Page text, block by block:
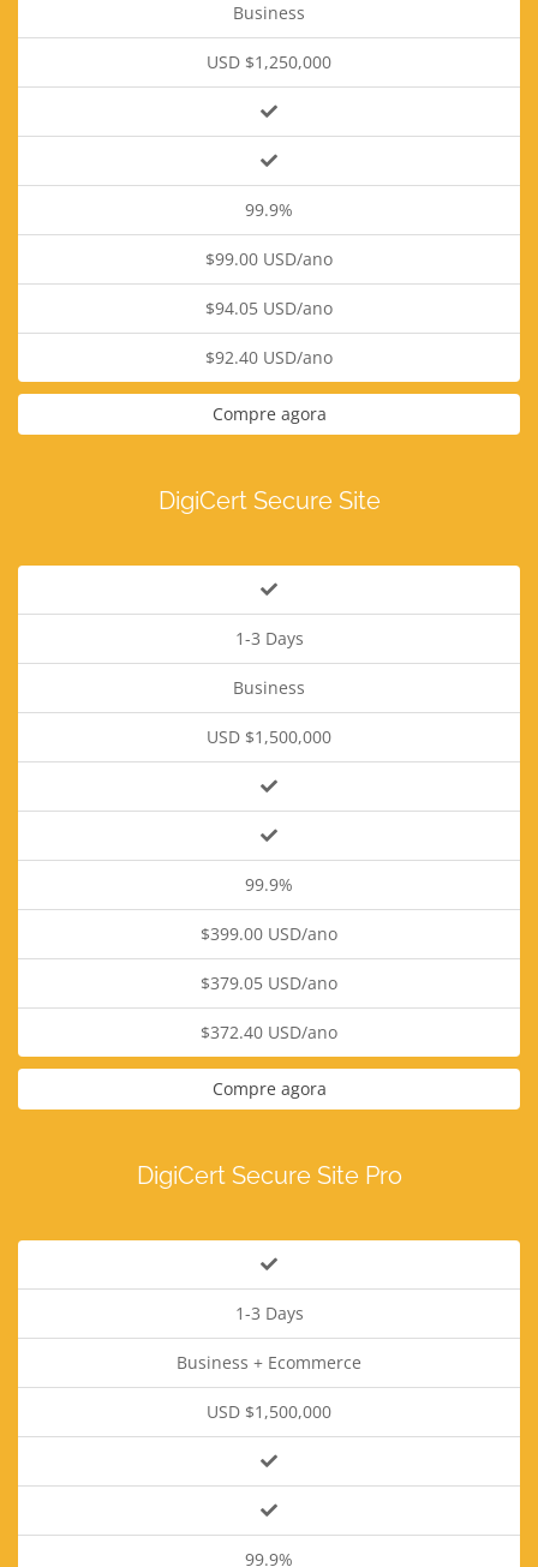
Business
USD $1,250,000
99.9%
$99.00 USD/ano
$94.05 USD/ano
$92.40 USD/ano
Compre agora
DigiCert Secure Site
1-3 Days
Business
USD $1,500,000
99.9%
$399.00 USD/ano
$379.05 USD/ano
$372.40 USD/ano
Compre agora
DigiCert Secure Site Pro
1-3 Days
Business + Ecommerce
USD $1,500,000
99.9%